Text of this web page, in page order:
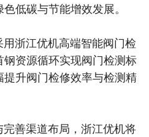
低碳与节能增效发展。
浙江优机高端智能阀门检
资源循环实现阀门检测标
升阀门检修效率与检测精
善渠道布局，浙江优机将